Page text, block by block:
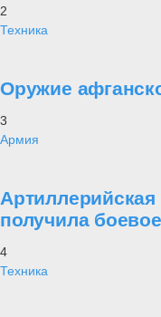
2
Техника
Оружие
3
Армия
получила
4
Техника